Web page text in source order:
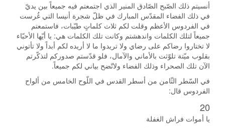
أنسيتم ذلك الصّبح الصّادق المنير الذي اجتمعتم فيه جميعاً بين يديّ
في ذلك الفضاء المقدّس المبارك في ظلّ شجرة أنيسا التي غُرست
في الفردوس الأعظم وقلت لكم ثلاث كلماتٍ طيّبات، فاستمعتم
جميعاً لتلك الكلمات واندهشتم وكانت تلك الكلمات هي: يا أيّها الأحبّاء
لا تختاروا رضاكم على رضاي ولا تريدوا ما لا أريده لكم أبداً ولا تأتوني
بقلوب ميّتة تلوّثت بالأماني والآمال، فلو قدّستم صدوركم لتذكّرتم
الآن تلك الصحراء وذلك الفضاء ولاتّضح بياني لكم جميعاً.
في السّطر الثّامن من أسطر القدس في اللّوح الخامس من ألواح
الفردوس قال:
20
يا أموات فراش الغفلة